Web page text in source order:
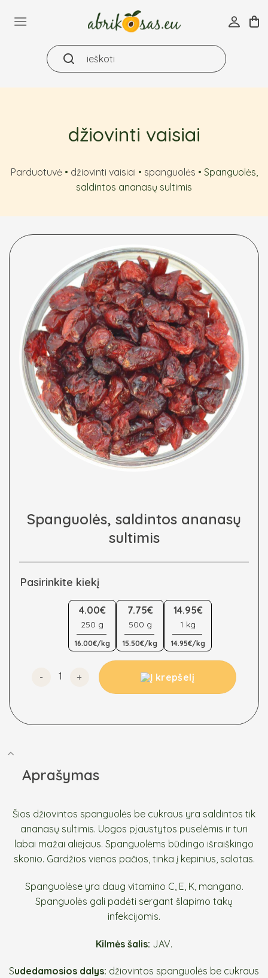
džiovinti vaisiai
Parduotuvė• džiovinti vaisiai • spanguolės • Spanguolės,
saldintos ananasų sultimis
Spanguolės, saldintos ananasų
sultimis
Pasirinkite kiekį
4.00€
250 g
16.00€/kg
7.75€
500 g
15.50€/kg
14.95€
1 kg
14.95€/kg
produkto kiekis: Spanguolės, saldintos ananasų
Į krepšelį
Aprašymas
Šios džiovintos spanguolės be cukraus yra saldintos tik
ananasų sultimis. Uogos pjaustytos puselėmis ir turi
labai mažai aliejaus. Spanguolėms būdingo išraiškingo
skonio. Gardžios vienos pačios, tinka į kepinius, salotas.
Spanguolėse yra daug vitamino C, E, K, mangano.
Spanguolės gali padėti sergant šlapimo takų
infekcijomis.
Kilmės šalis: JAV.
Sudedamosios dalys: džiovintos spanguolės be cukraus